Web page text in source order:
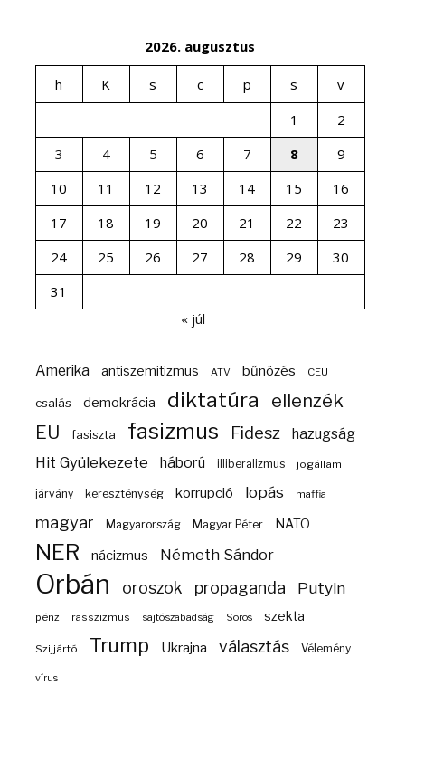
2026. augusztus
h K s c p s
v
1
2
3
4 5 6 7 8
9
10
11 12 13 14 15
16
17
18 19 20 21 22
23
24
25 26 27 28 29
30
31
« júl
Amerika antiszemitizmus ATV bűnözés CEU
csalás demokrácia diktatúra ellenzék
EU fasiszta fasizmus Fidesz hazugság
Hit Gyülekezete háború illiberalizmus jogállam
járvány kereszténység korrupció lopás maffia
magyar Magyarország Magyar Péter NATO
NER nácizmus Németh Sándor
Orbán oroszok propaganda Putyin
pénz rasszizmus sajtószabadság Soros szekta
Szijjártó Trump Ukrajna választás Vélemény
vírus